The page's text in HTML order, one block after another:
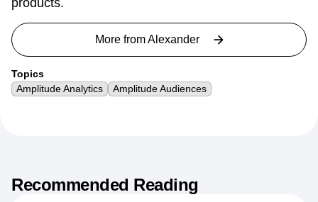
products.
More fromAlexander
Topics
Amplitude Analytics
Amplitude Audiences
Recommended Reading